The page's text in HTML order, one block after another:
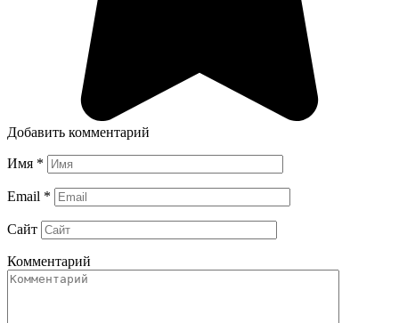
Добавить комментарий
Имя *
Email *
Сайт
Комментарий